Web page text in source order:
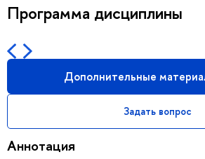
Программа дисциплины
Дополнительные
Задать вопрос
Аннотация